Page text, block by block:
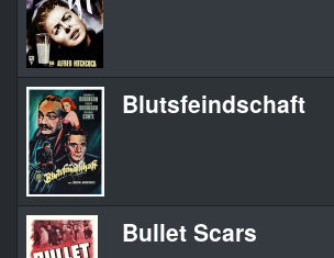
Blutsfeindschaft
Bullet Scars